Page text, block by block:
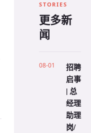
STORIES
更多新
闻
08-01
招聘
启事
| 总
经理
助理
岗/